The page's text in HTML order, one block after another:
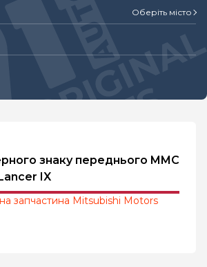
Оберіть місто
знаку переднього MMC
IX
запчастина Mitsubishi Motors